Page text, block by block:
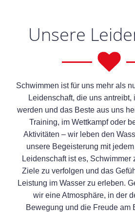
Unsere
Schwimmen ist für uns mehr als
Leidenschaft, die uns antreibt,
werden und das Beste aus uns
Training, im Wettkampf oder
Aktivitäten – wir leben den
unsere Begeisterung mit
Leidenschaft ist es, Schwimmer
Ziele zu verfolgen und das
Leistung im Wasser zu erleben.
wir eine Atmosphäre, in der
Bewegung und die Freude am